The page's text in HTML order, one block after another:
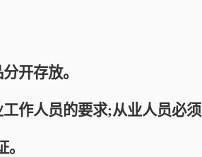
开存放。
作人员的要求;从业人员必须